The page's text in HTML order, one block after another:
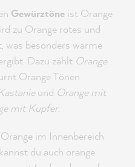
Gewürztöne ist Orange
zu Orange rotes und
was besonders warme
Dazu zählt Orange
Orange Tönen
und Orange mit
mit Kupfer.
im Innenbereich
du auch orange